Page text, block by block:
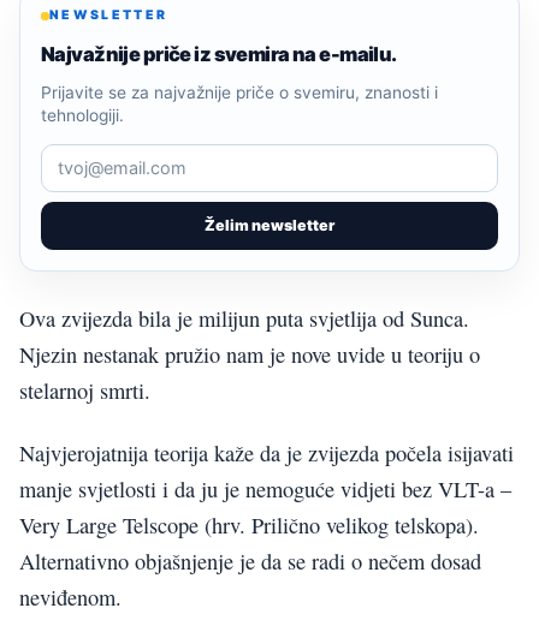
NEWSLETTER
Najvažnije priče iz svemira na e-mailu.
Želim newsletter
Prijavite se za najvažnije priče o svemiru, znanosti i
tehnologiji.
Ova zvijezda bila je milijun puta svjetlija od Sunca.
Njezin nestanak pružio nam je nove uvide u teoriju o
stelarnoj smrti.
Najvjerojatnija teorija kaže da je zvijezda počela isijavati
manje svjetlosti i da ju je nemoguće vidjeti bez VLT-a –
Very Large Telscope (hrv. Prilično velikog telskopa).
Alternativno objašnjenje je da se radi o nečem dosad
neviđenom.